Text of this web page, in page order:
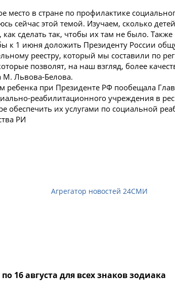
место в стране по профилактике
сейчас этой темой. Изучаем, сколько
сделать так, чтобы их там не было.
к 1 июня доложить Президенту России
реестру, который мы составили по
позволят, на наш взгляд, более
М. Львова-Белова.
при Президенте РФ пообещала
реабилитационного учреждения в
обеспечить их услугами по социальной
РИ
Агрегатор новостей 24СМИ
16 августа для всех знаков зодиака